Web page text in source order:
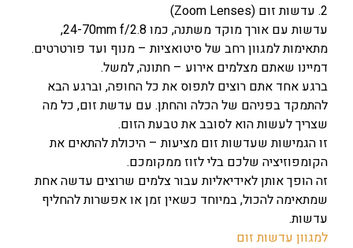
2. עדשות זום (Zoom Lenses)
עדשות עם אורך מוקד משתנה, כמו 24-70mm f/2.8,
מתאימות למגוון רחב של סיטואציות – מנוף ועד פורטרטים.
דמיינו שאתם מצלמים אירוע – חתונה, למשל.
ברגע אחד אתם רוצים לתפוס את כל החופה, וברגע הבא
להתמקד בפניהם של הכלה והחתן. עם עדשת זום, כל מה
שצריך לעשות הוא לסובב את טבעת הזום.
זו הגמישות שעדשות זום מציעות – היכולת להתאים את
הקומפוזיציה שלכם בלי לזוז ממקומכם.
זה הופך אותן לאידיאליות עבור צלמים שרוצים עדשה אחת
שמתאימה להכול, במיוחד כשאין זמן או אפשרות להחליף
עדשות.
למגוון עדשות זום